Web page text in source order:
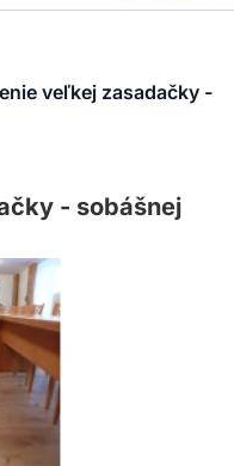
veľkej zasadačky -
- sobášnej